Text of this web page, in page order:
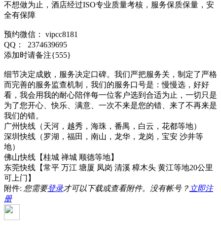
不想做为止，酒店经过ISO专业质量考核，服务保质保量，安
全有保障
预约微信： vipcc8181
QQ： 2374639695
添加时请备注{555}
细节决定成败，服务决定口碑。我们严把服务关，制定了严格
而完善的服务监查机制，我们的服务口号是：慢慢选，好好
看，我会用我的耐心陪伴每一位客户选到合适为止，一切只是
为了您开心、快乐、满意、一次不来是您的错、来了不再来是
我们的错。
广州快线（天河，越秀，海珠，番禺，白云，花都等地）
深圳快线（罗湖，福田，南山，龙华，龙岗，宝安 沙井等
地）
佛山快线【桂城 禅城 顺德等地】
东莞快线【常平 万江 塘厦 凤岗 清溪 樟木头 黄江等地20公里
可上门】
附件: 您需要登录才可以下载或查看附件。没有帐号？ 立即注
册